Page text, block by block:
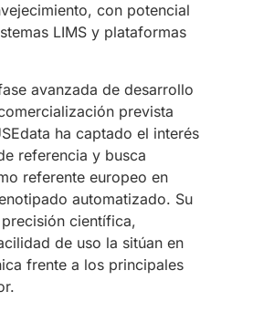
con potencial
LIMS y plataformas
avanzada de desarrollo
prevista
ha captado el interés
referencia y busca
referente europeo en
automatizado. Su
científica,
de uso la sitúan en
frente a los principales